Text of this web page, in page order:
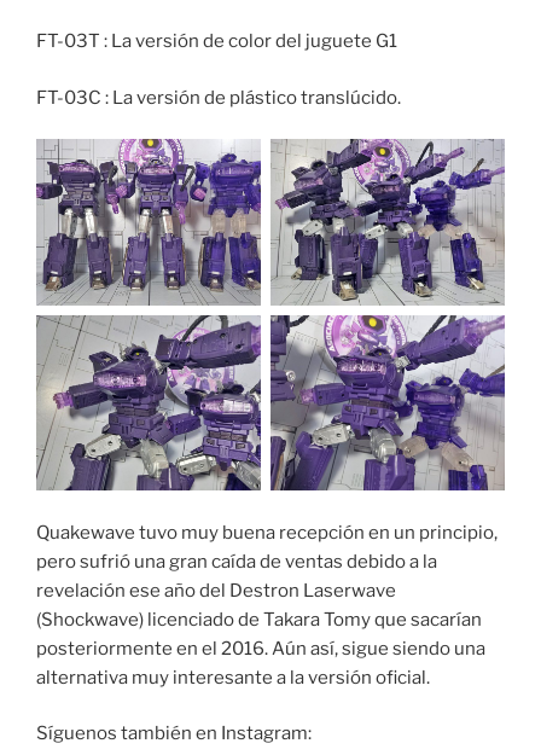
FT-03T : La versión de color del juguete G1
FT-03C : La versión de plástico translúcido.
Quakewave tuvo muy buena recepción en un principio,
pero sufrió una gran caída de ventas debido a la
revelación ese año del Destron Laserwave
(Shockwave) licenciado de Takara Tomy que sacarían
posteriormente en el 2016. Aún así, sigue siendo una
alternativa muy interesante a la versión oficial.
Síguenos también en Instagram: